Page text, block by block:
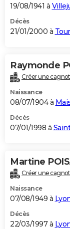
19/08/1941 à
Décès
21/01/2000 à
Raymonde
Créer une
Naissance
08/07/1904 à
Décès
07/01/1998 à
Martine
Créer une
Naissance
07/08/1949 à
Décès
22/03/1997 à